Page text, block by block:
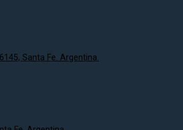
Santa Fe. Argentina.